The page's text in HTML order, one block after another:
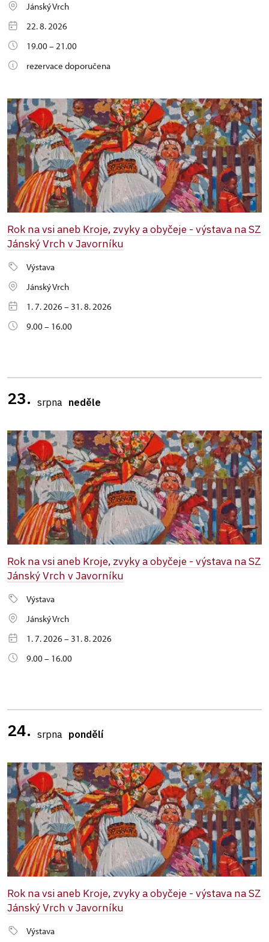
Jánský Vrch
22. 8. 2026
19.00 – 21.00
rezervace doporučena
Rok na vsi aneb Kroje, zvyky a obyčeje - výstava na SZ
Jánský Vrch v Javorníku
Výstava
Jánský Vrch
1. 7. 2026 – 31. 8. 2026
9.00 – 16.00
23. srpna neděle
Rok na vsi aneb Kroje, zvyky a obyčeje - výstava na SZ
Jánský Vrch v Javorníku
Výstava
Jánský Vrch
1. 7. 2026 – 31. 8. 2026
9.00 – 16.00
24. srpna pondělí
Rok na vsi aneb Kroje, zvyky a obyčeje - výstava na SZ
Jánský Vrch v Javorníku
Výstava